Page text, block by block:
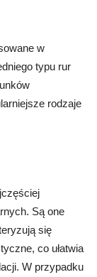
w
typu rur
rodzaje
Są one
się
co ułatwia
W przypadku